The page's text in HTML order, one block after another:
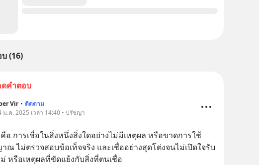
(16)
คำตอบ
Vir • ติดตาม
ม.ค. 2025 เวลา 14:40 • ปรัชญา
คือ การเชื่อในสิ่งหนึ่งสิ่งใดอย่างไม่มีเหตุผล หรือขาดการใช้
ณ ไม่ตรวจสอบข้อเท็จจริง และเชื่ออย่างสุดโต่งจนไม่เปิดใจรับ
หรือเหตุผลที่ขัดแย้งกับสิ่งที่ตนเชื่อ